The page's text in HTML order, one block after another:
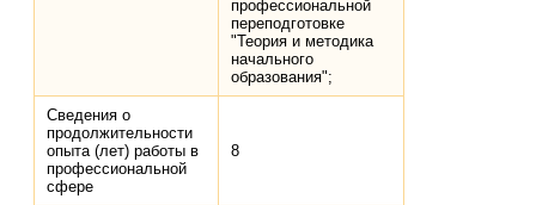
профессиональной
переподготовке
"Теория и методика
начального
образования";
Сведения о
продолжительности
опыта (лет) работы в
профессиональной
сфере
8